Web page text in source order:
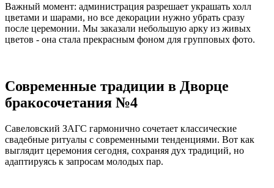
Важный момент: администрация разрешает украшать холл
цветами и шарами, но все декорации нужно убрать сразу
после церемонии. Мы заказали небольшую арку из живых
цветов - она стала прекрасным фоном для групповых фото.
Современные традиции в Дворце
бракосочетания №4
Савеловский ЗАГС гармонично сочетает классические
свадебные ритуалы с современными тенденциями. Вот как
выглядит церемония сегодня, сохраняя дух традиций, но
адаптируясь к запросам молодых пар.